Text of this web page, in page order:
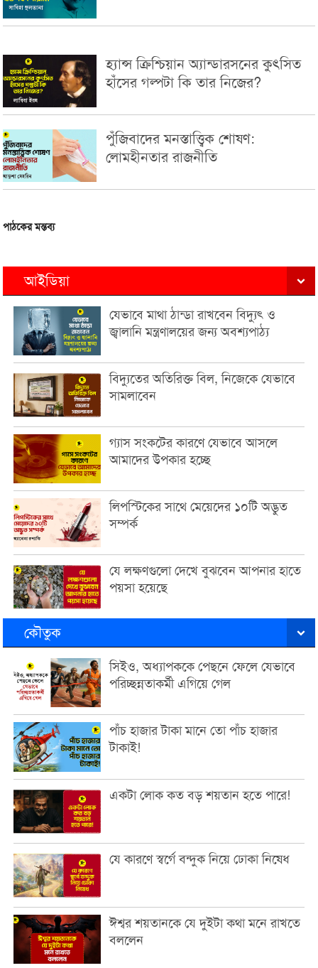
হ্যান্স ক্রিশ্চিয়ান অ্যান্ডারসনের কুৎসিত
হাঁসের গল্পটা কি তার নিজের?
পুঁজিবাদের মনস্তাত্ত্বিক শোষণ:
লোমহীনতার রাজনীতি
পাঠকের মন্তব্য
আইডিয়া
যেভাবে মাথা ঠান্ডা রাখবেন বিদ্যুৎ ও
জ্বালানি মন্ত্রণালয়ের জন্য অবশ্যপাঠ্য
বিদ্যুতের অতিরিক্ত বিল, নিজেকে যেভাবে
সামলাবেন
গ্যাস সংকটের কারণে যেভাবে আসলে
আমাদের উপকার হচ্ছে
লিপস্টিকের সাথে মেয়েদের ১০টি অদ্ভুত
সম্পর্ক
যে লক্ষণগুলো দেখে বুঝবেন আপনার হাতে
পয়সা হয়েছে
কৌতুক
সিইও, অধ্যাপককে পেছনে ফেলে যেভাবে
পরিচ্ছন্নতাকর্মী এগিয়ে গেল
পাঁচ হাজার টাকা মানে তো পাঁচ হাজার
টাকাই!
একটা লোক কত বড় শয়তান হতে পারে!
যে কারণে স্বর্গে বন্দুক নিয়ে ঢোকা নিষেধ
ঈশ্বর শয়তানকে যে দুইটা কথা মনে রাখতে
বললেন